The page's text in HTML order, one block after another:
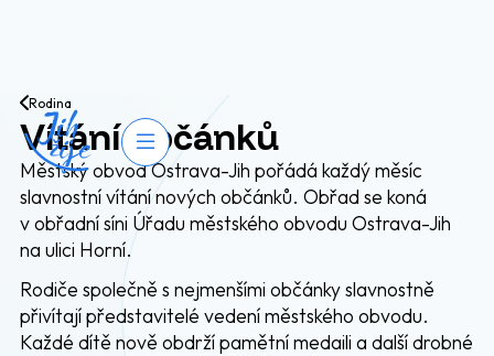
Přejít na obsah
Otevřít navigaci
Rodina
Vítání občánků
Městský obvod Ostrava-Jih pořádá každý měsíc
slavnostní vítání nových občánků. Obřad se koná
v obřadní síni Úřadu městského obvodu Ostrava-Jih
na ulici Horní.
Rodiče společně s nejmenšími občánky slavnostně
přivítají představitelé vedení městského obvodu.
Každé dítě nově obdrží pamětní medaili a další drobné